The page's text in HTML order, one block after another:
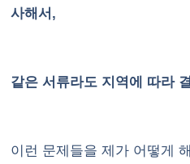
사해서,
같은 서류라도 지역에 따라
이런 문제들을 제가 어떻게